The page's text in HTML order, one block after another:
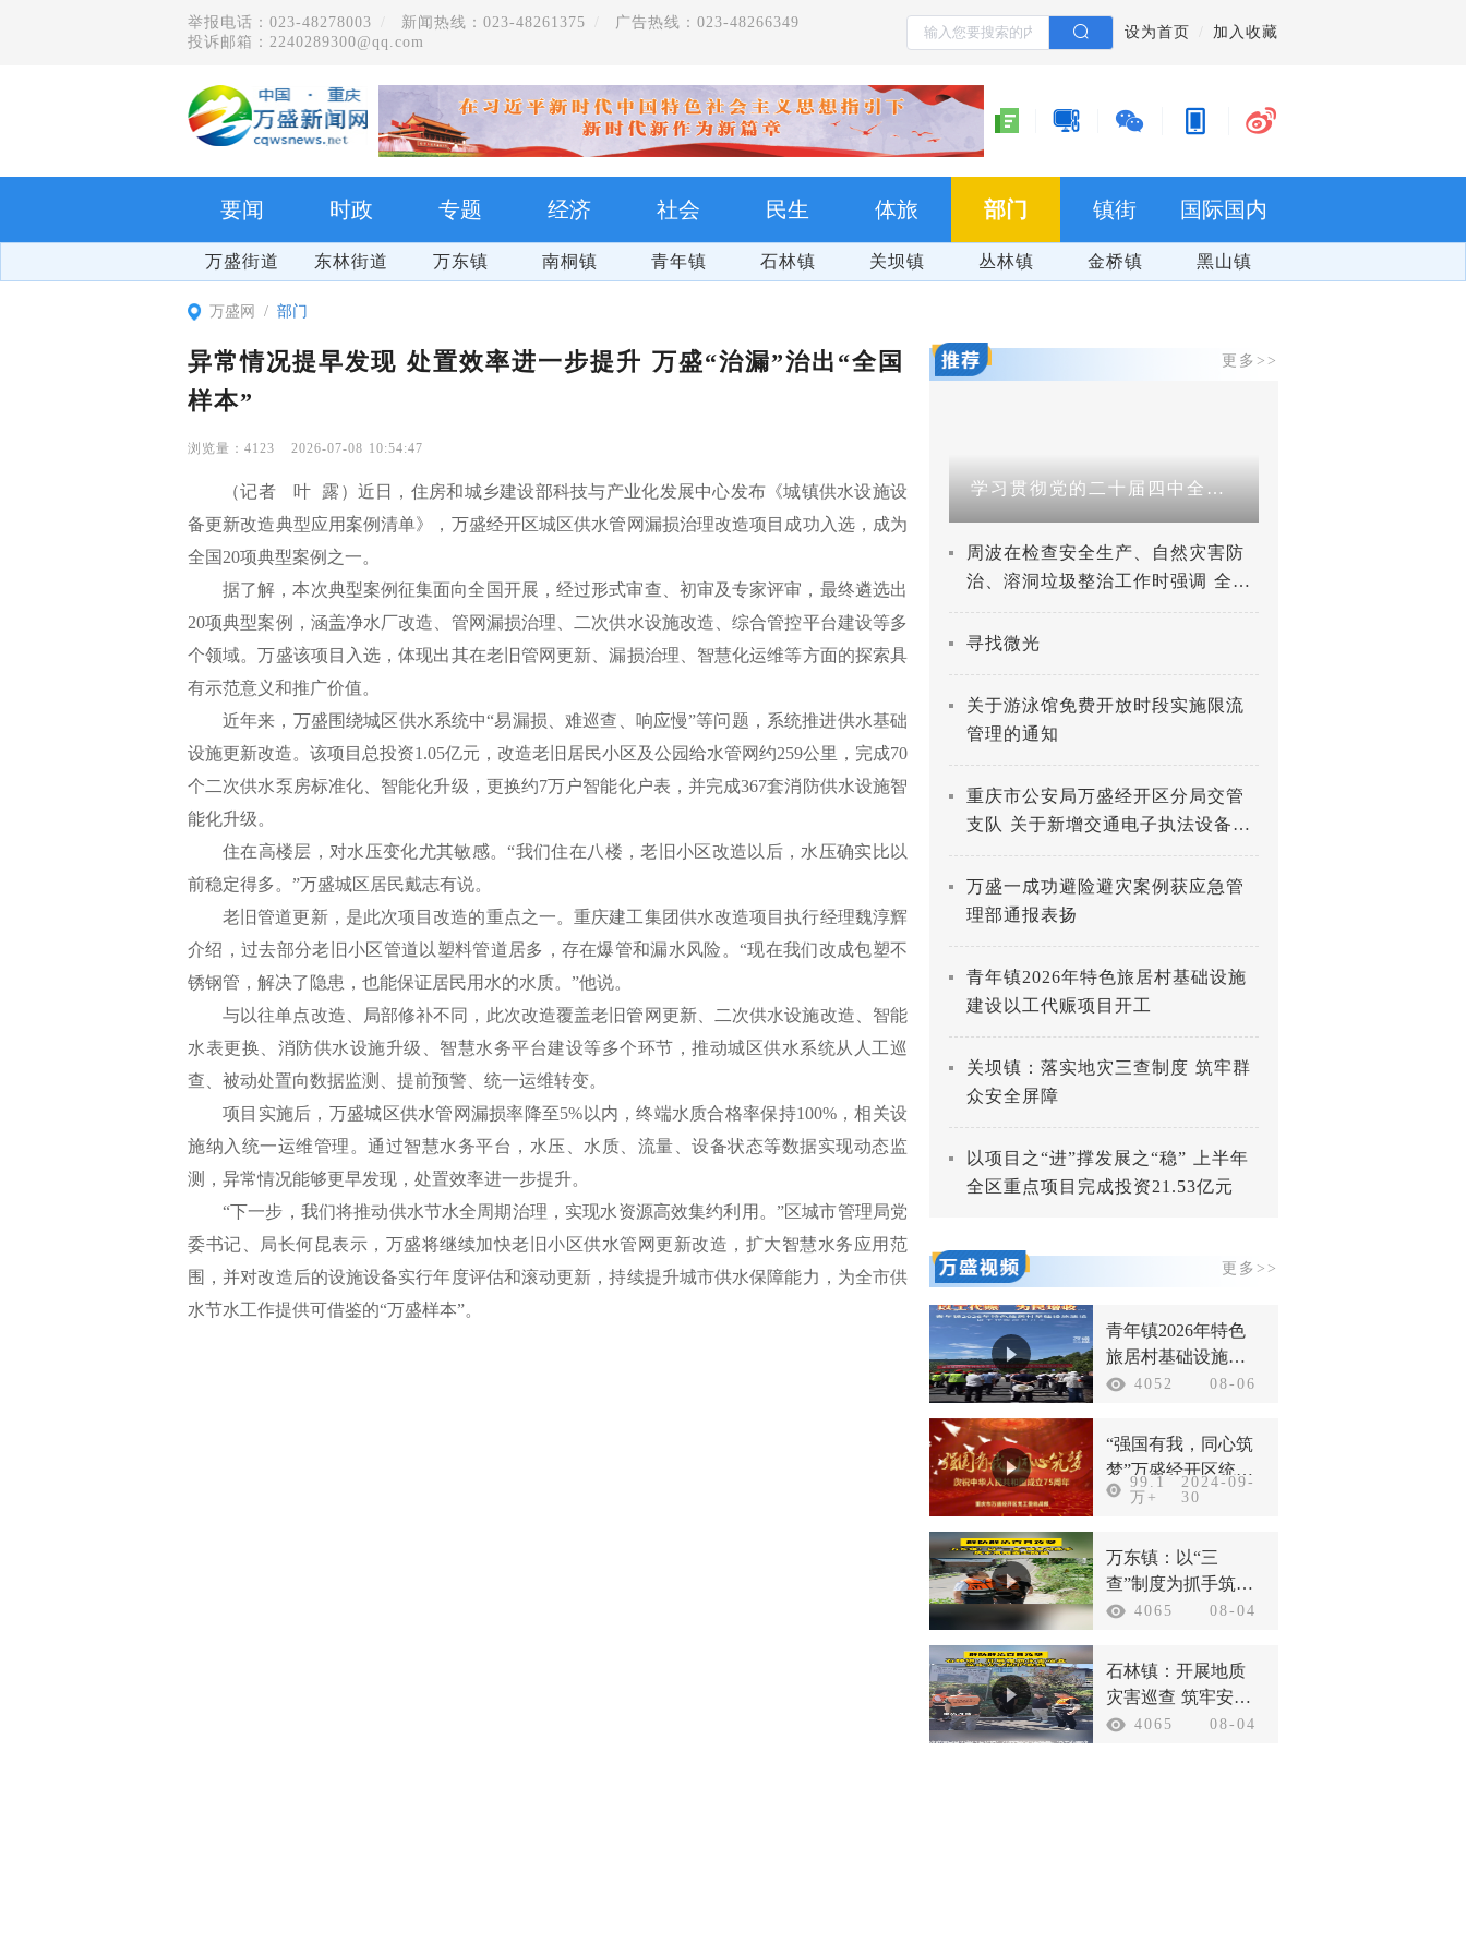
举报电话：023-48278003 新闻热线：023-48261375
广告热线：023-48266349
投诉邮箱：2240289300@qq.com
设为首页 加入收藏
要闻 时政 专题 经济 社会 民生 体旅 部门 镇街 国际国内
万盛街道 东林街道 万东镇 南桐镇 青年镇 石林镇 关坝镇 丛林镇 金桥镇 黑山镇
万盛网 部门
异常情况提早发现 处置效率进一步提升 万盛“治漏”治出“全国
样本”
4123 2026-07-08 10:54:47
（记者 叶 露）近日，住房和城乡建设部科技与产业化发展中心发布《城镇供水设施设
备更新改造典型应用案例清单》，万盛经开区城区供水管网漏损治理改造项目成功入选，成为
全国20项典型案例之一。
据了解，本次典型案例征集面向全国开展，经过形式审查、初审及专家评审，最终遴选出
20项典型案例，涵盖净水厂改造、管网漏损治理、二次供水设施改造、综合管控平台建设等多
个领域。万盛该项目入选，体现出其在老旧管网更新、漏损治理、智慧化运维等方面的探索具
有示范意义和推广价值。
近年来，万盛围绕城区供水系统中“易漏损、难巡查、响应慢”等问题，系统推进供水基础
设施更新改造。该项目总投资1.05亿元，改造老旧居民小区及公园给水管网约259公里，完成70
个二次供水泵房标准化、智能化升级，更换约7万户智能化户表，并完成367套消防供水设施智
能化升级。
住在高楼层，对水压变化尤其敏感。“我们住在八楼，老旧小区改造以后，水压确实比以
前稳定得多。”万盛城区居民戴志有说。
老旧管道更新，是此次项目改造的重点之一。重庆建工集团供水改造项目执行经理魏淳辉
介绍，过去部分老旧小区管道以塑料管道居多，存在爆管和漏水风险。“现在我们改成包塑不
锈钢管，解决了隐患，也能保证居民用水的水质。”他说。
与以往单点改造、局部修补不同，此次改造覆盖老旧管网更新、二次供水设施改造、智能
水表更换、消防供水设施升级、智慧水务平台建设等多个环节，推动城区供水系统从人工巡
查、被动处置向数据监测、提前预警、统一运维转变。
项目实施后，万盛城区供水管网漏损率降至5%以内，终端水质合格率保持100%，相关设
施纳入统一运维管理。通过智慧水务平台，水压、水质、流量、设备状态等数据实现动态监
测，异常情况能够更早发现，处置效率进一步提升。
“下一步，我们将推动供水节水全周期治理，实现水资源高效集约利用。”区城市管理局党
委书记、局长何昆表示，万盛将继续加快老旧小区供水管网更新改造，扩大智慧水务应用范
围，并对改造后的设施设备实行年度评估和滚动更新，持续提升城市供水保障能力，为全市供
水节水工作提供可借鉴的“万盛样本”。
更多>>
爽游万盛 把习近平总书记的殷殷嘱托全面落实在重庆大地上 学习贯彻党的二十届四中全会精神
周波在检查安全生产、自然灾害防
治、溶洞垃圾整治工作时强调 全力
打好防灾减灾救灾人民战争 深入推
进溶洞垃圾专项整治工作
寻找微光
关于游泳馆免费开放时段实施限流
管理的通知
重庆市公安局万盛经开区分局交管
支队 关于新增交通电子执法设备的
公示
万盛一成功避险避灾案例获应急管
理部通报表扬
青年镇2026年特色旅居村基础设施
建设以工代赈项目开工
关坝镇：落实地灾三查制度 筑牢群
众安全屏障
以项目之“进”撑发展之“稳” 上半年
全区重点项目完成投资21.53亿元
更多>>
青年镇2026年特色
旅居村基础设施建
设以工代赈项目开
4052 08-06
“强国有我，同心筑
梦”万盛经开区统一
战线庆祝新中国成
99.1
万+
2024-09-
30
万东镇：以“三
查”制度为抓手筑牢
汛期安全防线
4065 08-04
石林镇：开展地质
灾害巡查 筑牢安全
防护底线
4065 08-04